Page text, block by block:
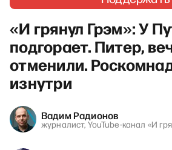
«И грянул Грэм»: У
подгорает. Питер,
отменили.
изнутри
Вадим Радионов
журналист, YouTube-канал «И